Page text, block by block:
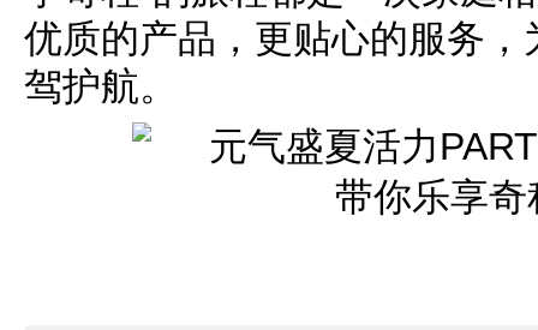
优质的产品，更贴心的服务
驾护航。